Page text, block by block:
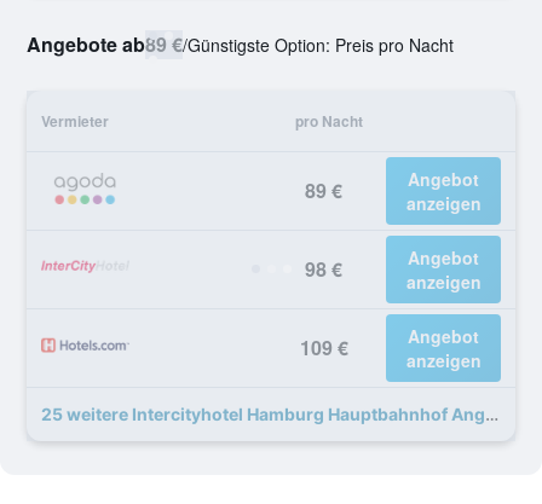
Angebote ab89 €/Günstigste Option: Preis pro Nacht
Vermieter pro Nacht
89 €
Angebot
anzeigen
98 €
Angebot
anzeigen
109 €
Angebot
anzeigen
25 weitere Intercityhotel Hamburg Hauptbahnhof Angebote